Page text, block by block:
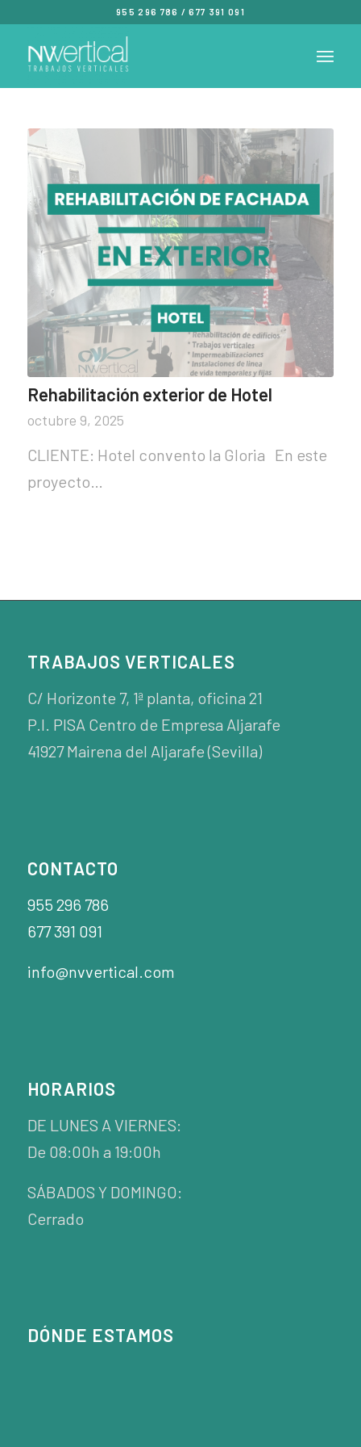
955 296 786 /677 391 091
Rehabilitación exterior de Hotel
octubre 9, 2025
CLIENTE: Hotel convento la Gloria En este
proyecto…
TRABAJOS VERTICALES
C/ Horizonte 7, 1ª planta, oficina 21
P.I. PISA Centro de Empresa Aljarafe
41927 Mairena del Aljarafe (Sevilla)
CONTACTO
955 296 786
677 391 091
info@nvvertical.com
HORARIOS
DE LUNES A VIERNES:
De 08:00h a 19:00h
SÁBADOS Y DOMINGO:
Cerrado
DÓNDE ESTAMOS